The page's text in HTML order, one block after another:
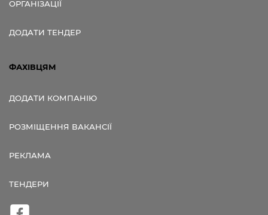
ОРГАНІЗАЦІЇ
ДОДАТИ ТЕНДЕР
ФАХІВЦЯМ
ДОДАТИ КОМПАНІЮ
РОЗМІЩЕННЯ ВАКАНСІЇ
РЕКЛАМА
ТЕНДЕРИ